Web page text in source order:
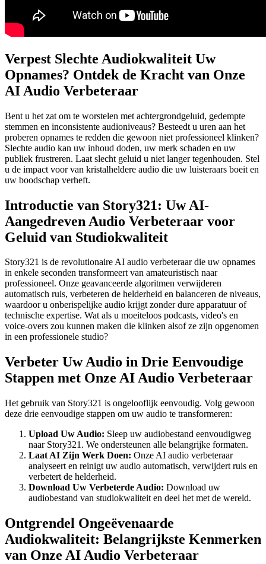
Verpest Slechte Audiokwaliteit Uw
Opnames? Ontdek de Kracht van Onze
AI Audio Verbeteraar
Bent u het zat om te worstelen met achtergrondgeluid, gedempte
stemmen en inconsistente audioniveaus? Besteedt u uren aan het
proberen opnames te redden die gewoon niet professioneel klinken?
Slechte audio kan uw inhoud doden, uw merk schaden en uw
publiek frustreren. Laat slecht geluid u niet langer tegenhouden. Stel
u de impact voor van kristalheldere audio die uw luisteraars boeit en
uw boodschap verheft.
Introductie van Story321: Uw AI-
Aangedreven Audio Verbeteraar voor
Geluid van Studiokwaliteit
Story321 is de revolutionaire AI audio verbeteraar die uw opnames
in enkele seconden transformeert van amateuristisch naar
professioneel. Onze geavanceerde algoritmen verwijderen
automatisch ruis, verbeteren de helderheid en balanceren de niveaus,
waardoor u onberispelijke audio krijgt zonder dure apparatuur of
technische expertise. Wat als u moeiteloos podcasts, video's en
voice-overs zou kunnen maken die klinken alsof ze zijn opgenomen
in een professionele studio?
Verbeter Uw Audio in Drie Eenvoudige
Stappen met Onze AI Audio Verbeteraar
Het gebruik van Story321 is ongelooflijk eenvoudig. Volg gewoon
deze drie eenvoudige stappen om uw audio te transformeren:
Upload Uw Audio: Sleep uw audiobestand eenvoudigweg
naar Story321. We ondersteunen alle belangrijke formaten.
Laat AI Zijn Werk Doen: Onze AI audio verbeteraar
analyseert en reinigt uw audio automatisch, verwijdert ruis en
verbetert de helderheid.
Download Uw Verbeterde Audio: Download uw
audiobestand van studiokwaliteit en deel het met de wereld.
Ontgrendel Ongeëvenaarde
Audiokwaliteit: Belangrijkste Kenmerken
van Onze AI Audio Verbeteraar